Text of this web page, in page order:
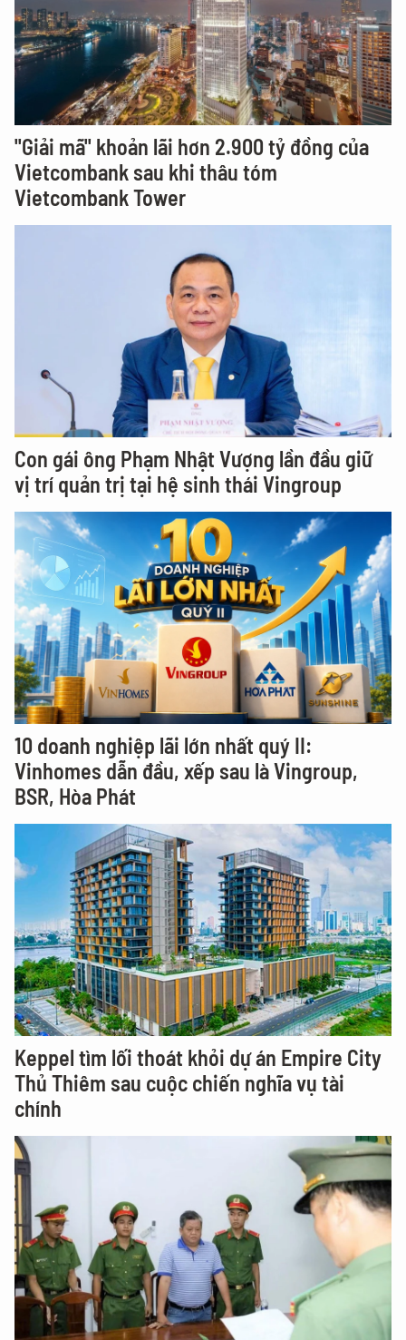
"Giải mã" khoản lãi hơn 2.900 tỷ đồng của
Vietcombank sau khi thâu tóm
Vietcombank Tower
Con gái ông Phạm Nhật Vượng lần đầu giữ
vị trí quản trị tại hệ sinh thái Vingroup
10 doanh nghiệp lãi lớn nhất quý II:
Vinhomes dẫn đầu, xếp sau là Vingroup,
BSR, Hòa Phát
Keppel tìm lối thoát khỏi dự án Empire City
Thủ Thiêm sau cuộc chiến nghĩa vụ tài
chính